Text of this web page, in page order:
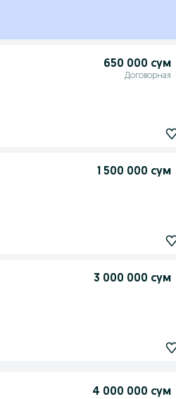
650 000 сум
Договорная
1 500 000 сум
3 000 000 сум
4 000 000 сум